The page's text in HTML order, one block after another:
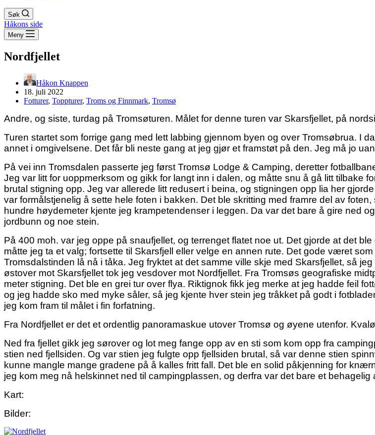
Søk
Håkons side
Meny
Nordfjellet
Håkon Knappen
18. juli 2022
Fotturer, Toppturer, Troms og Finnmark, Tromsø
Andre, og siste, turdag på Tromsøturen. Målet for denne turen var Skarsfjellet, på
Turen startet som forrige gang med lett labbing gjennom byen og over Tromsøbrua. I
annet i omgivelsene. Det får bli neste gang at jeg gjør et framstøt på den. Jeg må jo
På vei inn Tromsdalen passerte jeg først Tromsø Lodge & Camping, deretter
Jeg var litt for uoppmerksom og gikk for langt inn i dalen, og måtte snu å gå litt tilbake
brutal stigning opp. Jeg var allerede litt redusert i beina, og stigningen opp lia her
var formålstjenelig å sette hele foten i bakken. Det ble skritting med framre del av
hundre høydemeter kjente jeg krampetendenser i leggen. Da var det bare å gire ned
jordbunn og noe stein.
På 400 moh. var jeg oppe på snaufjellet, og terrenget flatet noe ut. Det gjorde at det
måtte jeg ta et valg; fortsette til Skarsfjell eller velge en annen rute. Det gode været
Tromsdalstinden lå nå i tåka. Jeg fryktet at det samme ville skje med Skarsfjellet, så
østover mot Skarsfjellet tok jeg vesdover mot Nordfjellet. Fra Tromsøs geografiske
meter stigning. Det ble en grei tur over flya. Riktignok fikk jeg merke at jeg hadde feil
og jeg hadde sko med myke såler, så jeg kjente hver stein jeg tråkket på godt i
jeg kom fram til målet i fin forfatning.
Fra Nordfjellet er det et ordentlig panoramaskue utover Tromsø og øyene utenfor.
Ned fra fjellet gikk jeg sørover og lot meg fange opp av en sti som kom opp fra
stien ned fjellsiden. Og var stien jeg fulgte opp fjellsiden brutal, så var denne stien
kunne mangle mange gradene på å kalles fritt fall. Det ble en solid påkjenning for
jeg kom meg nå helskinnet ned til campingplassen, og derfra var det bare et
Kart:
Bilder: